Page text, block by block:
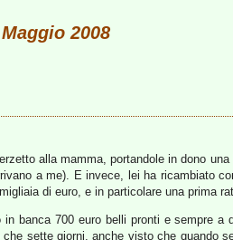
2008
alla mamma, portandole in dono
a me). E invece, lei ha ricambiato
di euro, e in particolare una prima
banca 700 euro belli pronti e sempre a
sette giorni, anche visto che quando